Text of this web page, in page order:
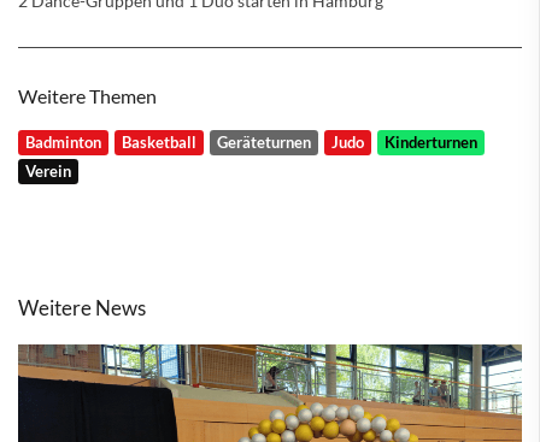
Weitere Themen
Badminton Basketball Geräteturnen Judo
Kinderturnen
Verein
Weitere News